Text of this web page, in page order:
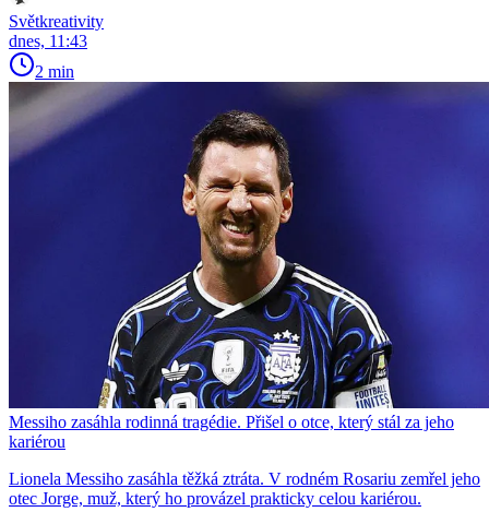
Světkreativity
dnes, 11:43
2 min
Messiho zasáhla rodinná tragédie. Přišel o otce, který stál za jeho
kariérou
Lionela Messiho zasáhla těžká ztráta. V rodném Rosariu zemřel jeho
otec Jorge, muž, který ho provázel prakticky celou kariérou.